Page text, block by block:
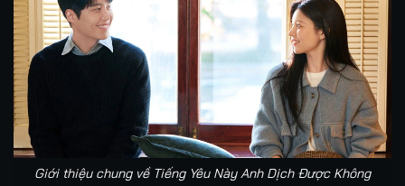
Giới thiệu chung về Tiếng Yêu Này Anh Dịch Được Không